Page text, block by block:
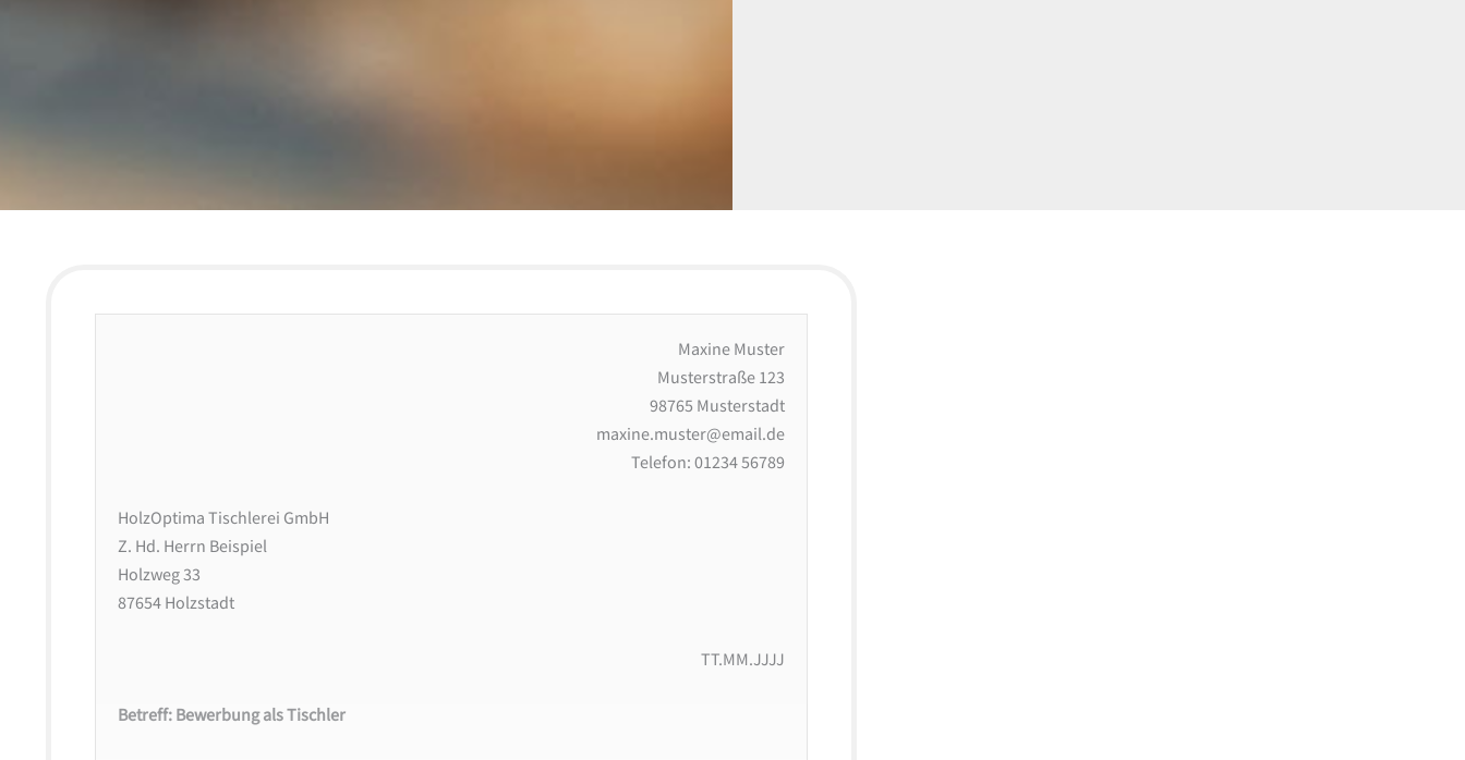
Maxine Muster
Musterstraße 123
98765 Musterstadt
maxine.muster@email.de
Telefon: 01234 56789
HolzOptima Tischlerei GmbH
Z. Hd. Herrn Beispiel
Holzweg 33
87654 Holzstadt
TT.MM.JJJJ
Betreff: Bewerbung als Tischler